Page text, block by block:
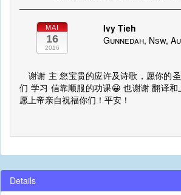
MAI
16
2016
Ivy Tieh
Gunnedah, Nsw,
谢谢 主 您宝贵的应许及诗歌，愿你的
们 学习 信靠顺服的功课😀 也谢谢 翻译
愿上帝亲自祝福你们！平安！
Details